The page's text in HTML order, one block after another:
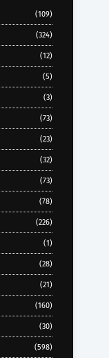
(109)
(324)
(12)
(5)
(3)
(73)
(23)
(32)
(73)
(78)
(226)
(1)
(28)
(21)
(160)
(30)
(598)